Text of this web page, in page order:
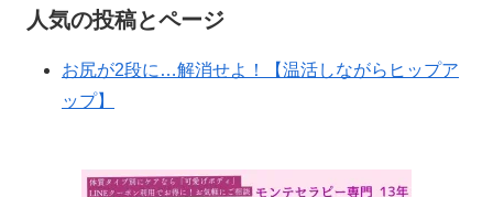
人気の投稿とページ
お尻が2段に…解消せよ！【温活しながらヒップア
ップ】